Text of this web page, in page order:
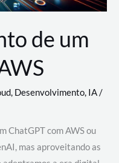
de um
, Desenvolvimento, IA/
ChatGPT com AWS ou
mas aproveitando as